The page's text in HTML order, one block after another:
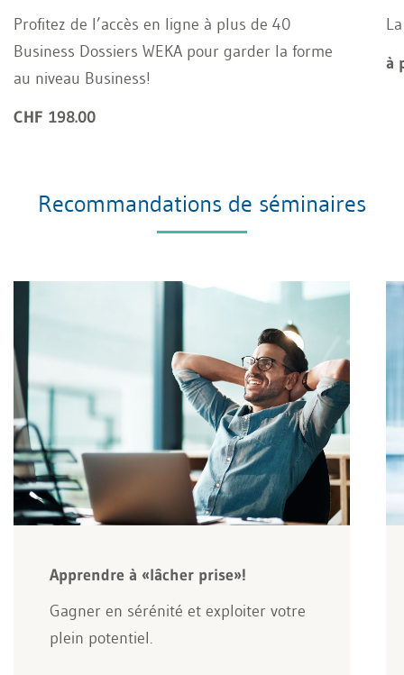
Profitez de l’accès en ligne à plus de 40
Business Dossiers WEKA pour garder la forme
au niveau Business!
CHF 198.00
à
Recommandations de séminaires
Apprendre à «lâcher prise»!
Gagner en sérénité et exploiter votre
plein potentiel.